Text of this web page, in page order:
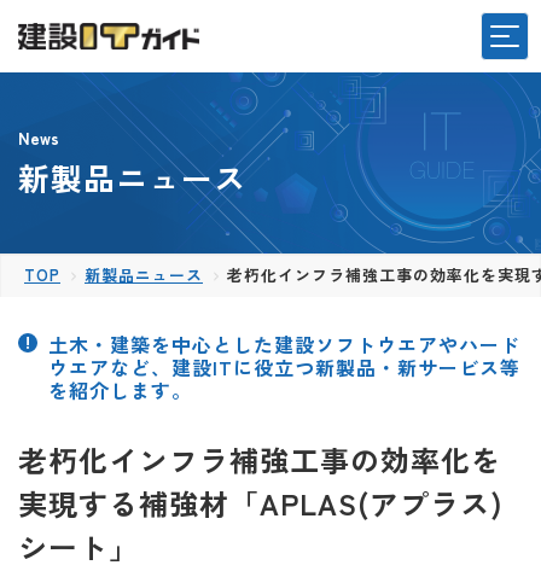
News
新製品ニュース
TOP 新製品ニュース 老朽化インフラ補強工事の効率化を実
土木・建築を中心とした建設ソフトウエアやハード
ウエアなど、建設ITに役立つ新製品・新サービス等
を紹介します。
老朽化インフラ補強工事の効率化を
実現する補強材「APLAS(アプラス)
シート」